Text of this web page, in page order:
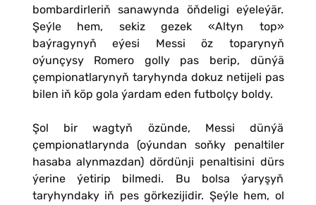
bombardirleriň sanawynda öňdeligi eýeleýär.
Şeýle hem, sekiz gezek «Altyn top»
baýragynyň eýesi Messi öz toparynyň
oýunçysy Romero golly pas berip, dünýä
çempionatlarynyň taryhynda dokuz netijeli pas
bilen iň köp gola ýardam eden futbolçy boldy.
Şol bir wagtyň özünde, Messi dünýä
çempionatlarynda (oýundan soňky penaltiler
hasaba alynmazdan) dördünji penaltisini dürs
ýerine ýetirip bilmedi. Bu bolsa ýaryşyň
taryhyndaky iň pes görkezijidir. Şeýle hem, ol